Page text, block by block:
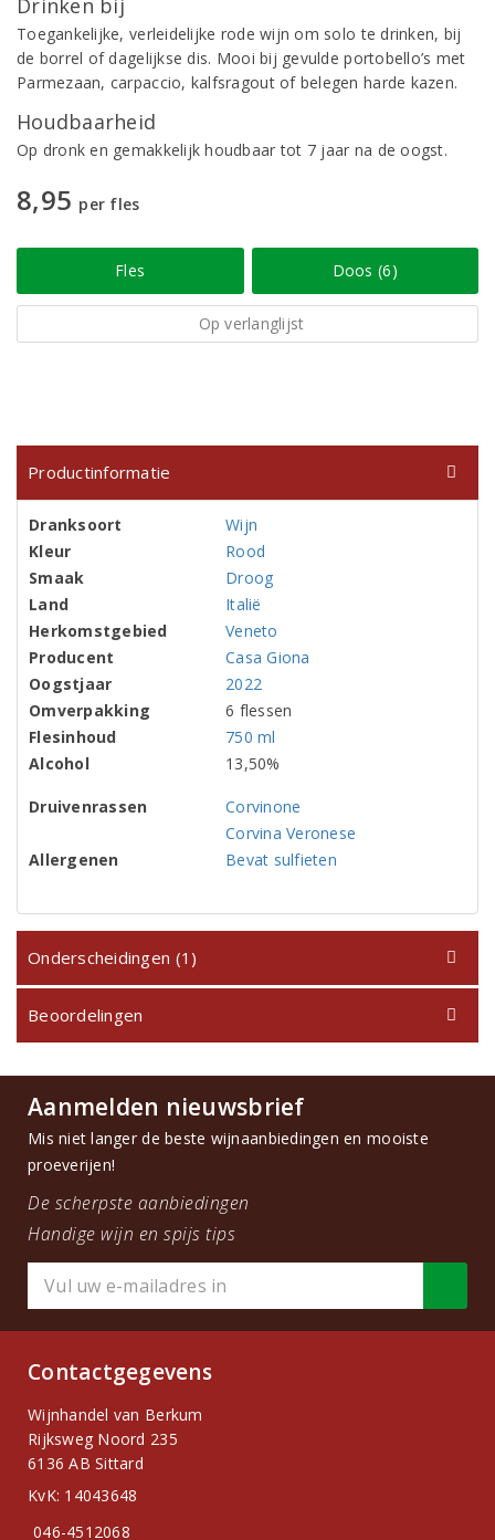
Drinken bij
Toegankelijke, verleidelijke rode wijn om solo te drinken, bij
de borrel of dagelijkse dis. Mooi bij gevulde portobello’s met
Parmezaan, carpaccio, kalfsragout of belegen harde kazen.
Houdbaarheid
Op dronk en gemakkelijk houdbaar tot 7 jaar na de oogst.
8,95 per fles
Fles Doos (6)
Op verlanglijst
Productinformatie
Dranksoort
Wijn
Kleur
Rood
Smaak
Droog
Land
Italië
Herkomstgebied
Veneto
Producent
Casa Giona
Oogstjaar
2022
Omverpakking
6 flessen
Flesinhoud
750 ml
Alcohol
13,50%
Druivenrassen
Corvinone
Corvina Veronese
Allergenen
Bevat sulfieten
Onderscheidingen (1)
Beoordelingen
Aanmelden nieuwsbrief
Mis niet langer de beste wijnaanbiedingen en mooiste
proeverijen!
De scherpste aanbiedingen
Handige wijn en spijs tips
Contactgegevens
Wijnhandel van Berkum
Rijksweg Noord 235
6136 AB Sittard
KvK: 14043648
046-4512068